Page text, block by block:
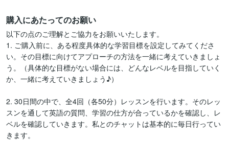
購入にあたってのお願い
以下の点のご理解とご協力をお願いいたします。
1. ご購入前に、ある程度具体的な学習目標を設定してみてくださ
い。その目標に向けてアプローチの方法を一緒に考えていきましょ
う。（具体的な目標がない場合には、どんなレベルを目指していく
か、一緒に考えていきましょう♪）
2. 30日間の中で、全4回（各50分）レッスンを行います。そのレッ
スンを通して英語の質問、学習の仕方が合っているかを確認し、レ
ベルを確認していきます。私とのチャットは基本的に毎日行ってい
きます。